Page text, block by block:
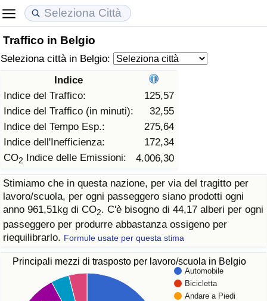
Traffico in Belgio
Seleziona città in Belgio:
Indice
Indice del Traffico:
125,57
Indice del Traffico (in minuti):
32,55
Indice del Tempo Esp.:
275,64
Indice dell'Inefficienza:
172,34
CO2 Indice delle Emissioni: 4.006,30
Stimiamo che in questa nazione, per via del tragitto per
lavoro/scuola, per ogni passeggero siano prodotti ogni
anno 961,51kg di CO2. C'è bisogno di 44,17 alberi per ogni
passeggero per produrre abbastanza ossigeno per
riequilibrarlo. Formule usate per questa stima
Principali mezzi di trasposto per lavoro/scuola in Belgio
Automobile
Bicicletta
Andare a Piedi
Costo della vita
Indice Del Costo Della Vita (corrente)
Indice Del Costo Della Vita
Indice del Costo della Vita per Nazione
ad Aqaba
Prezzi degli immobili
Indice del Prezzo delle Case (Corrente)
Indice del Prezzo delle Case
Indice del Prezzo delle Case per Nazione
Qualità della Vita
Indice della Qualità della Vita
Indice della Qualità della Vita (Corrente)
Indice della qualità della vita per Paese
Criminalità
Indice del Tasso di Criminalità (Corrente)
Indice della Criminalità
Indice di criminalità per paese
Assistenza Sanitaria